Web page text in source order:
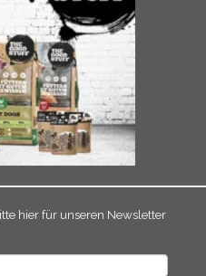
hier für unseren Newsletter